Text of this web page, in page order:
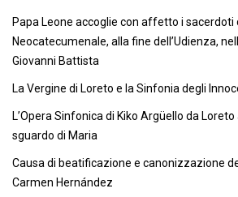
Papa Leone accoglie con affetto i sacerdoti
Neocatecumenale, alla fine dell’Udienza,
Giovanni Battista
La Vergine di Loreto e la Sinfonia degli
L’Opera Sinfonica di Kiko Argüello da
sguardo di Maria
Causa di beatificazione e canonizzazione
Carmen Hernández